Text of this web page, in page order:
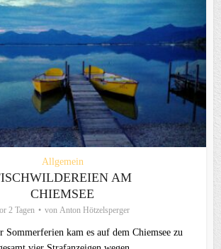
Allgemein
AM
CHIEMSEE
2 Tagen von Anton Hötzelsperger
Sommerferien kam es auf dem Chiemsee zu